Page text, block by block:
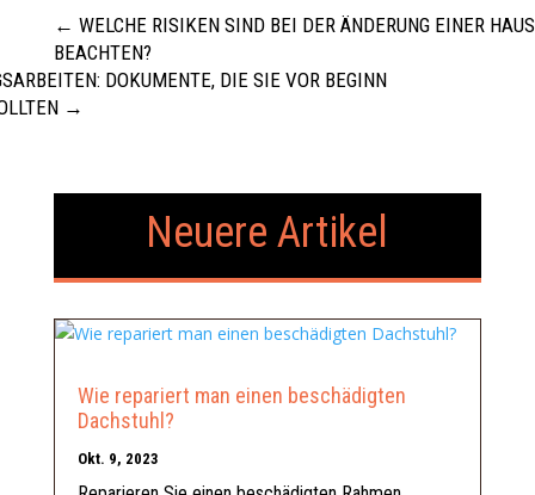
← WELCHE RISIKEN SIND BEI DER ÄNDERUNG EINER
BEACHTEN?
DOKUMENTE, DIE SIE VOR BEGINN
→
Neuere Artikel
Wie repariert man einen beschädigten
Dachstuhl?
Okt. 9, 2023